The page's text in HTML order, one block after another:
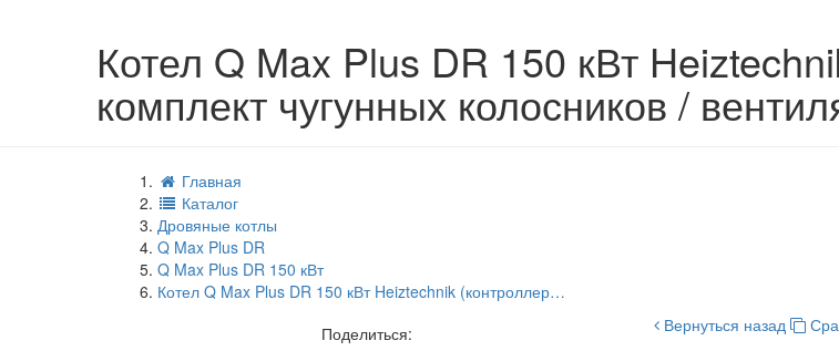
Котел Q Max Plus DR 150 кВт
комплект чугунных колосников /
Главная
Каталог
Дровяные котлы
Q Max Plus DR
Q Max Plus DR 150 кВт
Котел Q Max Plus DR 150 кВт Heiztechnik (контроллер…
Поделиться:
Вернуться назад